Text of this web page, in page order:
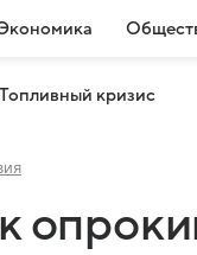
Топливный кризис